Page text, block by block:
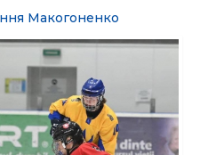
Макогоненко